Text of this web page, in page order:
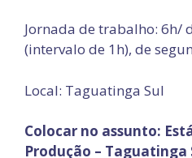
Jornada de trabalho: 6h/
(intervalo de 1h), de
Local: Taguatinga Sul
Colocar no assunto:
Produção – Taguatinga